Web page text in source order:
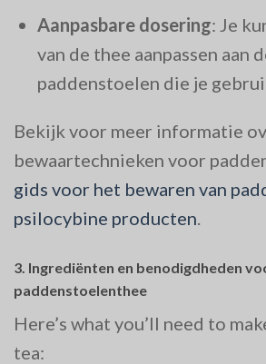
Aanpasbare dosering: Je
van de thee aanpassen aan
paddenstoelen die je
Bekijk voor meer informatie
bewaartechnieken voor
gids voor het bewaren van
psilocybine producten.
3. Ingrediënten en benodigdheden
paddenstoelenthee
Here’s what you’ll need to
tea: